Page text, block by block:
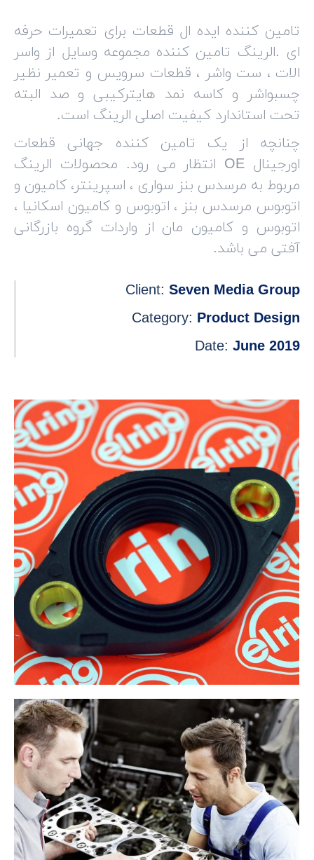
تامین کننده ایده ال قطعات برای تعمیرات حرفه
ای .الرینگ تامین کننده مجموعه وسایل از واسر
الات ، ست واشر ، قطعات سرویس و تعمیر نظیر
چسبواشر و کاسه نمد هایترکیبی و صد البته
تحت استاندارد کیفیت اصلی الرینگ است.
چنانچه از یک تامین کننده جهانی قطعات
اورجینال OE انتظار می رود. محصولات الرینگ
مربوط به مرسدس بنز سواری ، اسپرینتر، کامیون و
اتوبوس مرسدس بنز ، اتوبوس و کامیون اسکانیا ،
اتوبوس و کامیون مان از واردات گروه بازرگانی
آفتی می باشد.
Client: Seven Media Group
Category: Product Design
Date: June 2019